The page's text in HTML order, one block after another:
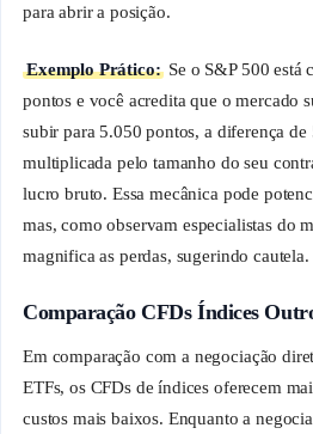
para abrir a posição.
Exemplo Prático: Se o S&P 500 está
pontos e você acredita que o mercado
subir para 5.050 pontos, a diferença de
multiplicada pelo tamanho do seu
lucro bruto. Essa mecânica pode
mas, como observam especialistas do
magnifica as perdas, sugerindo cautela.
Comparação CFDs Índices
Em comparação com a negociação
ETFs, os CFDs de índices oferecem
custos mais baixos. Enquanto a